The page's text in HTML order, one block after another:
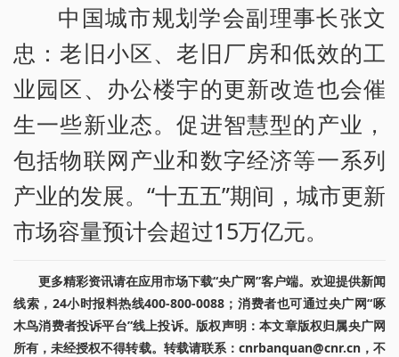
中国城市规划学会副理事长张文
忠：老旧小区、老旧厂房和低效的工
业园区、办公楼宇的更新改造也会催
生一些新业态。促进智慧型的产业，
包括物联网产业和数字经济等一系列
产业的发展。“十五五”期间，城市更新
市场容量预计会超过15万亿元。
更多精彩资讯请在应用市场下载“央广网”客户端。欢迎提供新闻
线索，24小时报料热线400-800-0088；消费者也可通过央广网“啄
木鸟消费者投诉平台”线上投诉。版权声明：本文章版权归属央广网
所有，未经授权不得转载。转载请联系：cnrbanquan@cnr.cn，不